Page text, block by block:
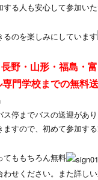
する人も安心して参加い
のを楽しみにしています
野・山形・福島・
門学校までの無料
停までバスの送迎があ
すので、初めて参加す
てももちろん無料
せください。また詳し